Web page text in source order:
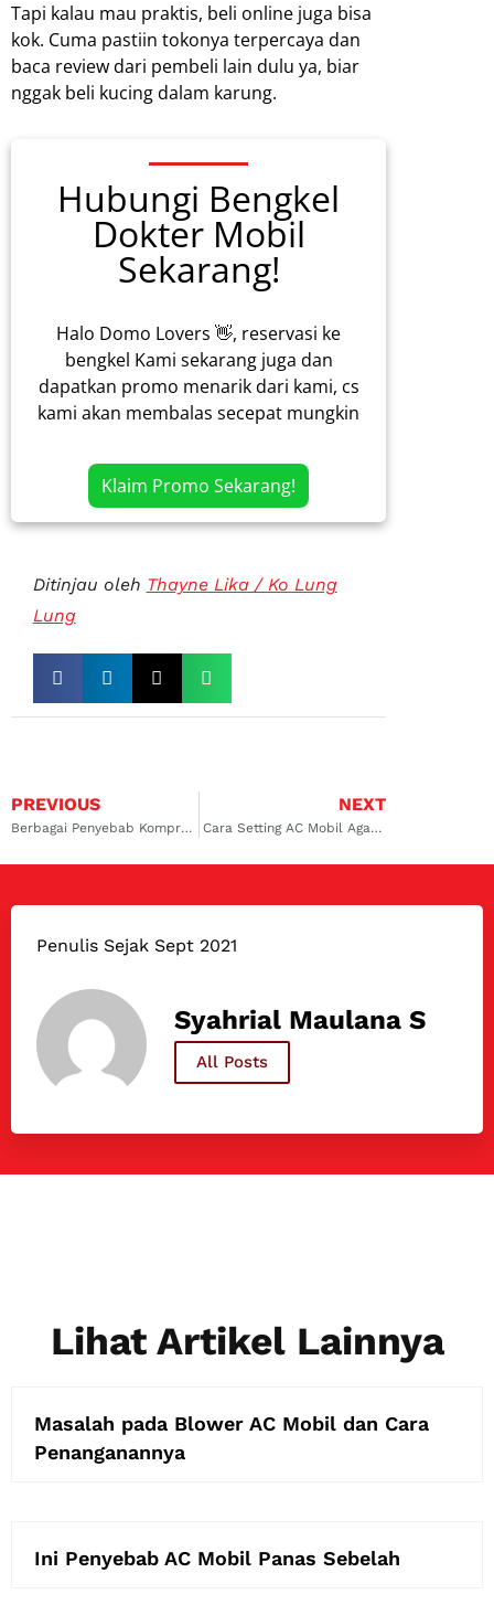
Tapi kalau mau praktis, beli online juga bisa
kok. Cuma pastiin tokonya terpercaya dan
baca review dari pembeli lain dulu ya, biar
nggak beli kucing dalam karung.
Hubungi Bengkel
Dokter Mobil
Sekarang!
Halo Domo Lovers 👋, reservasi ke
bengkel Kami sekarang juga dan
dapatkan promo menarik dari kami, cs
kami akan membalas secepat mungkin
Klaim Promo Sekarang!
Ditinjau oleh Thayne Lika / Ko Lung
Lung
PREVIOUS
Berbagai Penyebab Kompresor AC Mobil Mati Tapi Kipas Hidup
NEXT
Cara Setting AC Mobil Agar Dingin Selalu
Penulis Sejak Sept 2021
Syahrial Maulana S
All Posts
Lihat Artikel Lainnya
Masalah pada Blower AC Mobil dan Cara
Penanganannya
Ini Penyebab AC Mobil Panas Sebelah